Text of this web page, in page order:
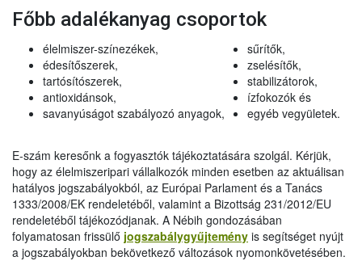
Főbb adalékanyag csoportok
élelmiszer-színezékek,
édesítőszerek,
tartósítószerek,
antioxidánsok,
savanyúságot szabályozó anyagok,
sűrítők,
zselésítők,
stabilizátorok,
ízfokozók és
egyéb vegyületek.
E-szám keresőnk a fogyasztók tájékoztatására szolgál. Kérjük,
hogy az élelmiszeripari vállalkozók minden esetben az aktuálisan
hatályos jogszabályokból, az Európai Parlament és a Tanács
1333/2008/EK rendeletéből, valamint a Bizottság 231/2012/EU
rendeletéből tájékozódjanak. A Nébih gondozásában
folyamatosan frissülő jogszabálygyűjtemény is segítséget nyújt
a jogszabályokban bekövetkező változások nyomonkövetésében.